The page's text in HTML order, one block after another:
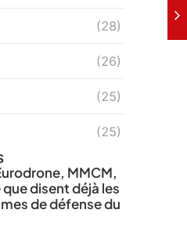
(28)
(26)
(25)
(25)
MMCM,
que disent déjà les
de défense du